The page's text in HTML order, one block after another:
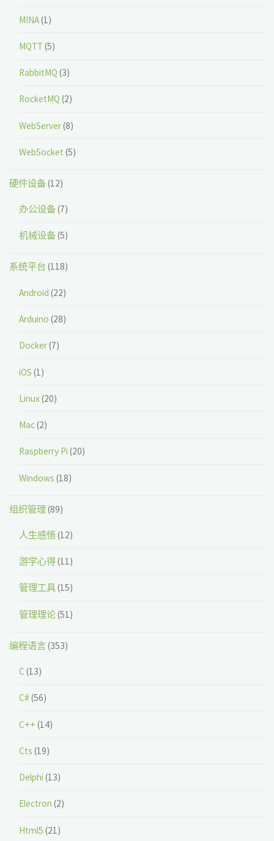
MINA(1)
MQTT (5)
RabbitMQ (3)
RocketMQ (2)
WebServer(8)
WebSocket (5)
硬件设备(12)
办公设备(7)
机械设备(5)
系统平台 (118)
Android (22)
Arduino (28)
Docker(7)
iOS (1)
Linux(20)
Mac(2)
Raspberry Pi (20)
Windows (18)
组织管理(89)
人生感悟(12)
游学心得(11)
管理工具(15)
管理理论(51)
编程语言(353)
C (13)
C# (56)
C++ (14)
Cts (19)
Delphi (13)
Electron (2)
Html5 (21)